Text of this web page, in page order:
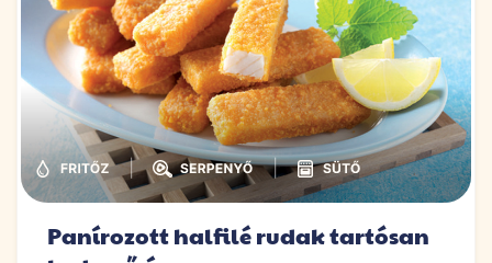
| |
Panírozott halfilé rudak tartósan